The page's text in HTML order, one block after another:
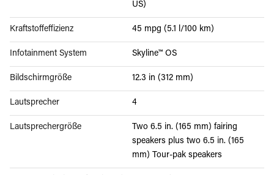
US)
Kraftstoffeffizienz 45 mpg (5.1 l/100 km)
Infotainment System Skyline™ OS
Bildschirmgröße 12.3 in (312 mm)
Lautsprecher 4
Lautsprechergröße
Two 6.5 in. (165 mm) fairing
speakers plus two 6.5 in. (165
mm) Tour-pak speakers